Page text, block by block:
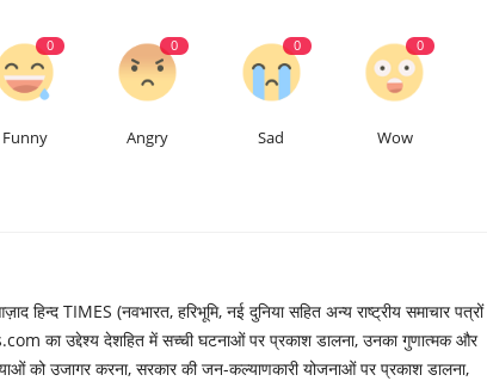
0
Funny
0
Angry
0
Sad
0
Wow
TIMES (नवभारत, हरिभूमि, नई दुनिया सहित अन्य राष्ट्रीय समाचार पत्रों
का उद्देश्य देशहित में सच्ची घटनाओं पर प्रकाश डालना, उनका गुणात्मक और
को उजागर करना, सरकार की जन-कल्याणकारी योजनाओं पर प्रकाश डालना,